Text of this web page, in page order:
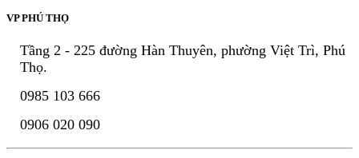
VP PHÚ THỌ
Tầng 2 - 225 đường Hàn Thuyên, phường Việt Trì, Phú
Thọ.
0985 103 666
0906 020 090